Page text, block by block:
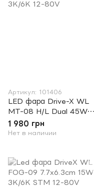
Артикул: 101406
LED фара Drive-X WL
MT-08 H/L Dual 45W
3K/6K 12-80V
1 980 грн
Нет в наличии